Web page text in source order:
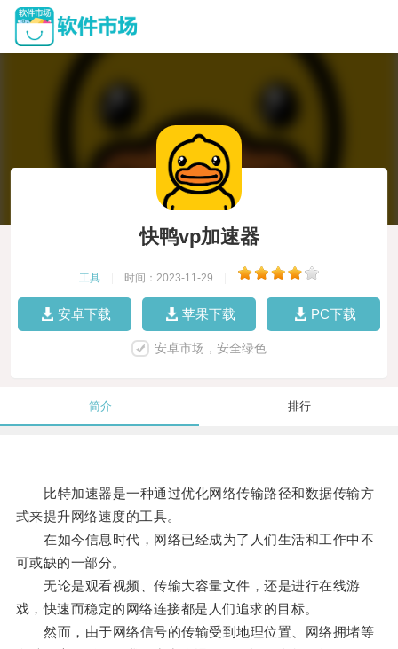
快鸭vp加速器
工具 时间：2023-11-29
安卓下载 苹果下载 PC下载
安卓市场，安全绿色
简介 排行
比特加速器是一种通过优化网络传输路径和数据传输方
式来提升网络速度的工具。
在如今信息时代，网络已经成为了人们生活和工作中不
可或缺的一部分。
无论是观看视频、传输大容量文件，还是进行在线游
戏，快速而稳定的网络连接都是人们追求的目标。
然而，由于网络信号的传输受到地理位置、网络拥堵等